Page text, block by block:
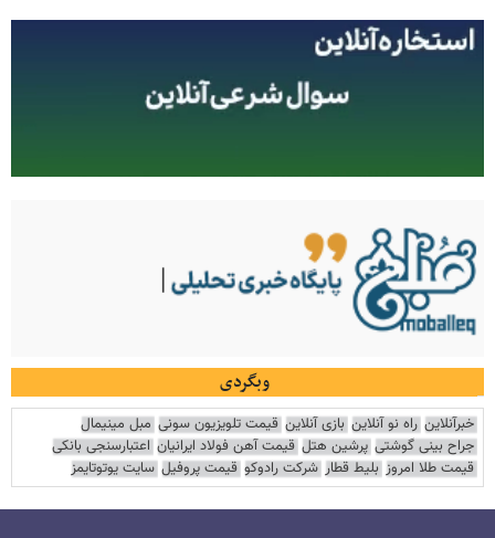
وبگردی
خبرآنلاین راه نو آنلاین بازی آنلاین قیمت تلویزیون سونی مبل مینیمال
جراح بینی گوشتی پرشین هتل قیمت آهن فولاد ایرانیان اعتبارسنجی بانکی
قیمت طلا امروز بلیط قطار شرکت رادوکو قیمت پروفیل سایت یوتوتایمز